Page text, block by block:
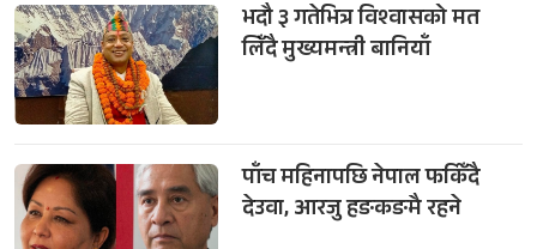
भदौ ३ गतेभित्र विश्वासको मत
लिँदै मुख्यमन्त्री बानियाँ
पाँच महिनापछि नेपाल फर्किँदै
देउवा, आरजु हङकङमै रहने